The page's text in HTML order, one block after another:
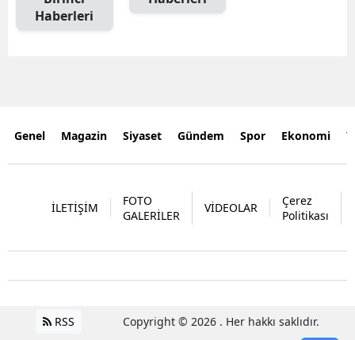
Haberleri
Genel Magazin Siyaset Gündem Spor Ekonomi
İLETİŞİM
FOTO
GALERİLER
VİDEOLAR
Çerez
Politikası
RSS Copyright © 2026 . Her hakkı saklıdır.